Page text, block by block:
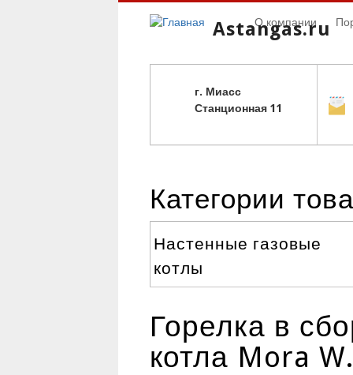
Astangas.ru
г. Миасс
Станционная 11
О компании
Категории
Настенные газовые
котлы
Горелка в
котла Mora